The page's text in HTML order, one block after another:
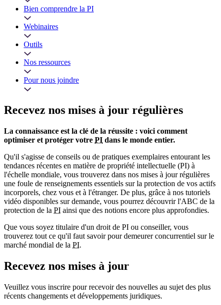
Bien comprendre la PI
Webinaires
Outils
Nos ressources
Pour nous joindre
Recevez nos mises à jour régulières
La connaissance est la clé de la réussite : voici comment
optimiser et protéger votre PI dans le monde entier.
Qu'il s'agisse de conseils ou de pratiques exemplaires entourant les
tendances récentes en matière de propriété intellectuelle (PI) à
l'échelle mondiale, vous trouverez dans nos mises à jour régulières
une foule de renseignements essentiels sur la protection de vos actifs
incorporels, chez vous et à l'étranger. De plus, grâce à nos tutoriels
vidéo disponibles sur demande, vous pourrez découvrir l'ABC de la
protection de la PI ainsi que des notions encore plus approfondies.
Que vous soyez titulaire d'un droit de PI ou conseiller, vous
trouverez tout ce qu'il faut savoir pour demeurer concurrentiel sur le
marché mondial de la PI.
Recevez nos mises à jour
Veuillez vous inscrire pour recevoir des nouvelles au sujet des plus
récents changements et développements juridiques.